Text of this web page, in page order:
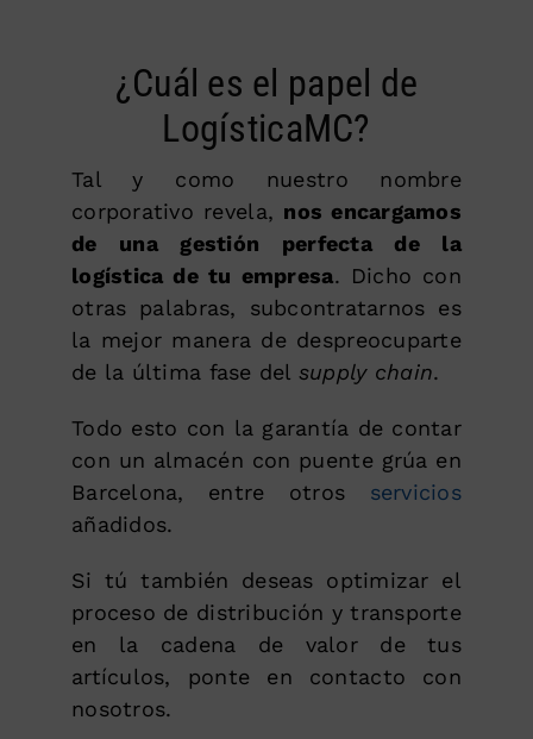
¿Cuál es el papel de
LogísticaMC?
Tal y como nuestro nombre
corporativo revela, nos encargamos
de una gestión perfecta de la
logística de tu empresa. Dicho con
otras palabras, subcontratarnos es
la mejor manera de despreocuparte
de la última fase del supply chain.
Todo esto con la garantía de contar
con un almacén con puente grúa en
Barcelona, entre otros servicios
añadidos.
Si tú también deseas optimizar el
proceso de distribución y transporte
en la cadena de valor de tus
artículos, ponte en contacto con
nosotros.